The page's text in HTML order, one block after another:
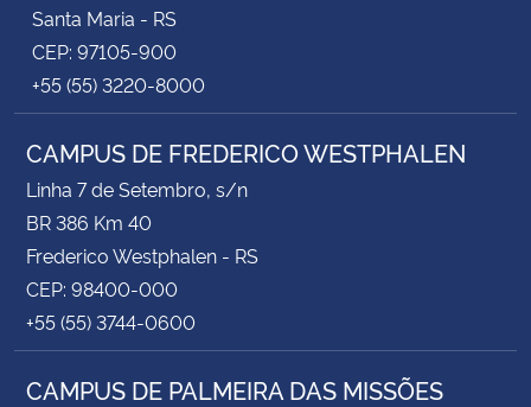
Santa Maria - RS
CEP: 97105-900
+55 (55) 3220-8000
CAMPUS DE FREDERICO WESTPHALEN
Linha 7 de Setembro, s/n
BR 386 Km 40
Frederico Westphalen - RS
CEP: 98400-000
+55 (55) 3744-0600
CAMPUS DE PALMEIRA DAS MISSÕES